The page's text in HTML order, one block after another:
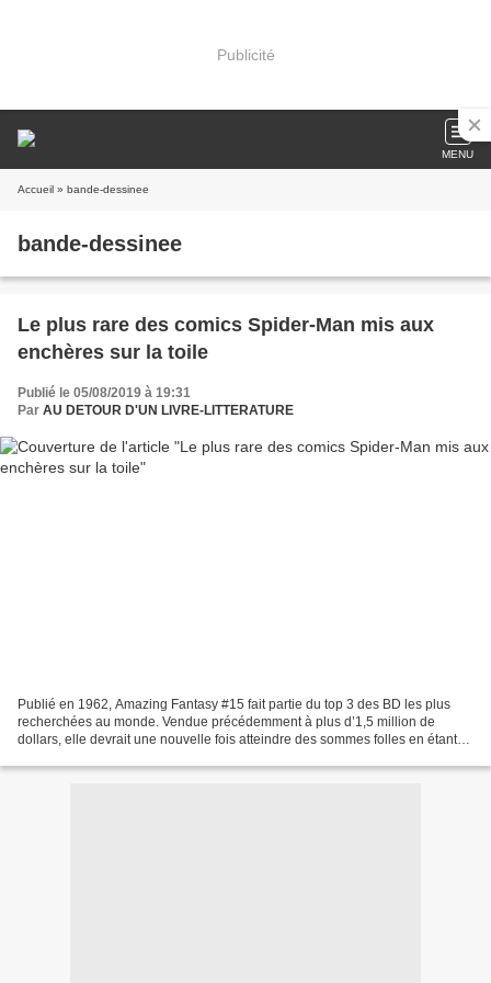
Publicité
MENU
Accueil » bande-dessinee
bande-dessinee
Le plus rare des comics Spider-Man mis aux
enchères sur la toile
Publié le 05/08/2019 à 19:31
Par AU DETOUR D'UN LIVRE-LITTERATURE
Publié en 1962, Amazing Fantasy #15 fait partie du top 3 des BD les plus
recherchées au monde. Vendue précédemment à plus d’1,5 million de
dollars, elle devrait une nouvelle fois atteindre des sommes folles en étant